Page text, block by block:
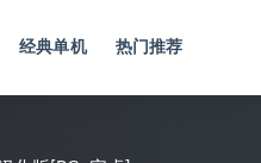
经典单机 热门推荐